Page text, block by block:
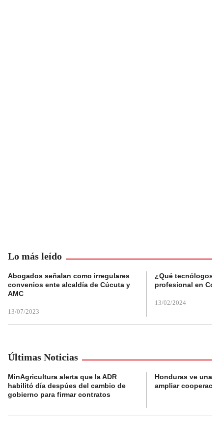
Lo más leído
Abogados señalan como irregulares
convenios ente alcaldía de Cúcuta y
AMC
13/07/2023
¿Qué tecnólogos
profesional en
13/02/2024
Últimas Noticias
MinAgricultura alerta que la ADR
habilitó día despúes del cambio de
gobierno para firmar contratos
Honduras ve una
ampliar